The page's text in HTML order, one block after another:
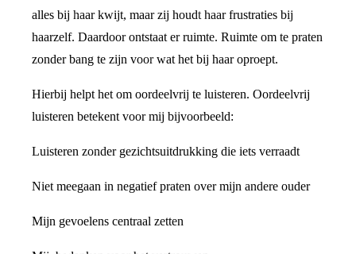
alles bij haar kwijt, maar zij houdt haar frustraties bij
haarzelf. Daardoor ontstaat er ruimte. Ruimte om te praten
zonder bang te zijn voor wat het bij haar oproept.
Hierbij helpt het om oordeelvrij te luisteren. Oordeelvrij
luisteren betekent voor mij bijvoorbeeld:
Luisteren zonder gezichtsuitdrukking die iets verraadt
Niet meegaan in negatief praten over mijn andere ouder
Mijn gevoelens centraal zetten